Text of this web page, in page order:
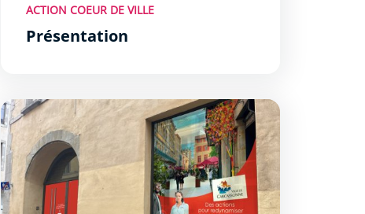
ACTION COEUR DE VILLE
Présentation
Trouvez un local commercial